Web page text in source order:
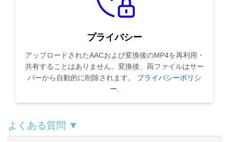
プライバシー
アップロードされたAACおよび変換後のMP4を再利用・
共有することはありません。変換後、両ファイルはサー
バーから自動的に削除されます。 プライバシーポリシ
ー.
よくある質問 ▼